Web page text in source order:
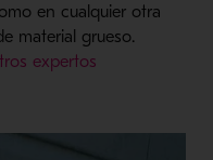
en cualquier otra
material grueso.
expertos